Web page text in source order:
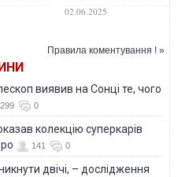
вибори
виборів:
02.06.2025
Правила коментування ! »
виявив на Сонці те, чого
299 0
колекцію суперкарів
141 0
двічі, – дослідження